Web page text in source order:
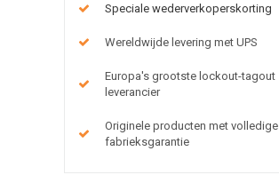
Speciale wederverkoperskorting
Wereldwijde levering met UPS
Europa's grootste lockout-tagout
leverancier
Originele producten met volledige
fabrieksgarantie